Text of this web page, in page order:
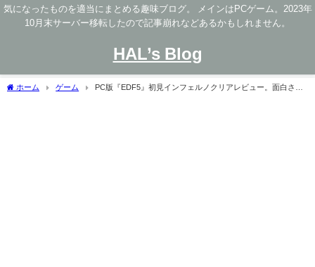
気になったものを適当にまとめる趣味ブログ。 メインはPCゲーム。2023年
10月末サーバー移転したので記事崩れなどあるかもしれません。
HAL’s Blog
ホーム ゲーム
PC版『EDF5』初見インフェルノクリアレビュー。面白さが